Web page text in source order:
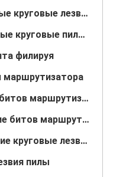
Бриллиантовые круговые лезвия пилы
Промышленные круговые пиловые лезвия
филируя
Подшипники битов маршрутизатора
Формирование битов маршрутизатора
Металлические круговые лезвия пилы
пилы